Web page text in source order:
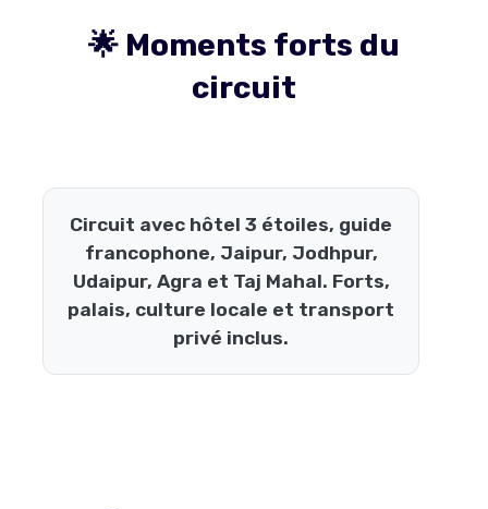
🌟 Moments forts du
circuit
Circuit avec hôtel 3 étoiles, guide
francophone, Jaipur, Jodhpur,
Udaipur, Agra et Taj Mahal. Forts,
palais, culture locale et transport
privé inclus.